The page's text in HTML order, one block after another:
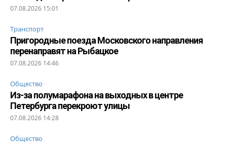
07.08.2026 15:01
Транспорт
Пригородные поезда Московского направления
перенаправят на Рыбацкое
07.08.2026 14:46
Общество
Из-за полумарафона на выходных в центре
Петербурга перекроют улицы
07.08.2026 14:28
Общество